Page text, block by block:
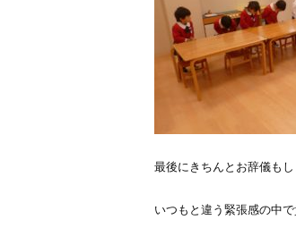
最後にきちんとお辞儀もし
いつもと違う緊張感の中で